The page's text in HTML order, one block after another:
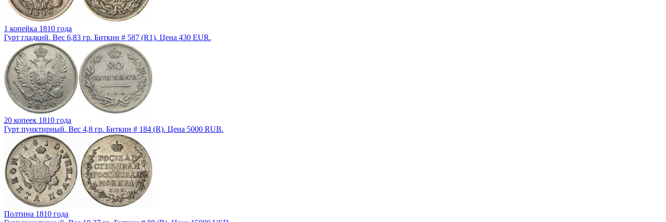
1 копейка 1810 года
Гурт гладкий. Вес 6,83 гр. Биткин # 587 (R1). Цена 430 EUR.
20 копеек 1810 года
Гурт пунктирный. Вес 4,8 гр. Биткин # 184 (R). Цена 5000 RUB.
Полтина 1810 года